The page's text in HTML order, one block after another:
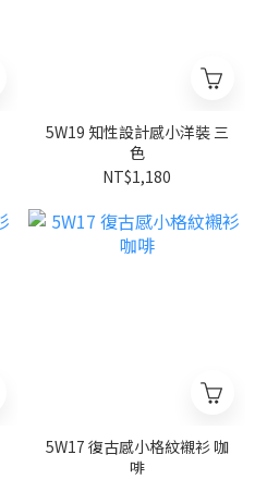
5W19 知性設計感小洋裝 三
色
NT$1,180
5W17 復古感小格紋襯衫 咖
啡